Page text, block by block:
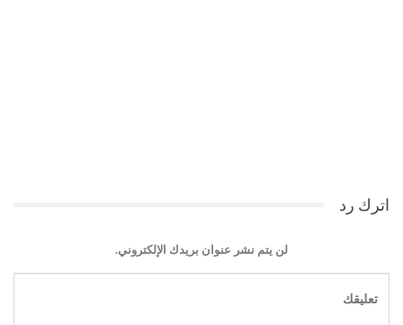
اترك رد
لن يتم نشر عنوان بريدك الإلكتروني.